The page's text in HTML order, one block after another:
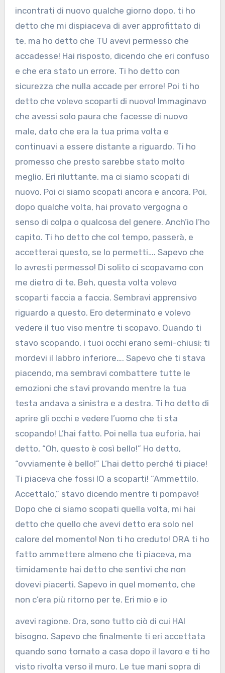
incontrati di nuovo qualche giorno dopo, ti ho
detto che mi dispiaceva di aver approfittato di
te, ma ho detto che TU avevi permesso che
accadesse! Hai risposto, dicendo che eri confuso
e che era stato un errore. Ti ho detto con
sicurezza che nulla accade per errore! Poi ti ho
detto che volevo scoparti di nuovo! Immaginavo
che avessi solo paura che facesse di nuovo
male, dato che era la tua prima volta e
continuavi a essere distante a riguardo. Ti ho
promesso che presto sarebbe stato molto
meglio. Eri riluttante, ma ci siamo scopati di
nuovo. Poi ci siamo scopati ancora e ancora. Poi,
dopo qualche volta, hai provato vergogna o
senso di colpa o qualcosa del genere. Anch’io l’ho
capito. Ti ho detto che col tempo, passerà, e
accetterai questo, se lo permetti…. Sapevo che
lo avresti permesso! Di solito ci scopavamo con
me dietro di te. Beh, questa volta volevo
scoparti faccia a faccia. Sembravi apprensivo
riguardo a questo. Ero determinato e volevo
vedere il tuo viso mentre ti scopavo. Quando ti
stavo scopando, i tuoi occhi erano semi-chiusi; ti
mordevi il labbro inferiore…. Sapevo che ti stava
piacendo, ma sembravi combattere tutte le
emozioni che stavi provando mentre la tua
testa andava a sinistra e a destra. Ti ho detto di
aprire gli occhi e vedere l’uomo che ti sta
scopando! L’hai fatto. Poi nella tua euforia, hai
detto, “Oh, questo è così bello!” Ho detto,
“ovviamente è bello!” L’hai detto perché ti piace!
Ti piaceva che fossi IO a scoparti! “Ammettilo.
Accettalo,” stavo dicendo mentre ti pompavo!
Dopo che ci siamo scopati quella volta, mi hai
detto che quello che avevi detto era solo nel
calore del momento! Non ti ho creduto! ORA ti ho
fatto ammettere almeno che ti piaceva, ma
timidamente hai detto che sentivi che non
dovevi piacerti. Sapevo in quel momento, che
non c’era più ritorno per te. Eri mio e io
avevi ragione. Ora, sono tutto ciò di cui HAI
bisogno. Sapevo che finalmente ti eri accettata
quando sono tornato a casa dopo il lavoro e ti ho
visto rivolta verso il muro. Le tue mani sopra di